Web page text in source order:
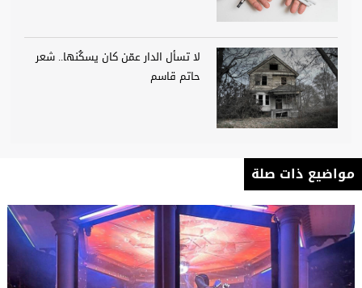
لا تسأل الدار عمّن كان يسكُنها.. شعر
حاتم قاسم
مواضيع ذات صلة